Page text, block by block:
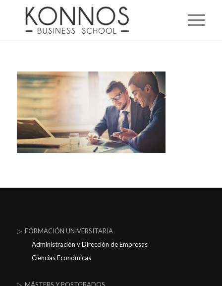
▷ FORMACIÓN UNIVERSITARIA
Administración y Dirección de Empresas
Ciencias Económicas